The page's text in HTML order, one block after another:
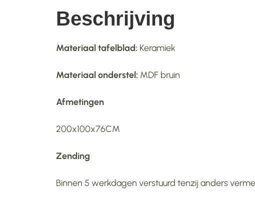
Beschrijving
Materiaal tafelblad: Keramiek
Materiaal onderstel: MDF bruin
Afmetingen
200x100x76CM
Zending
Binnen 5 werkdagen verstuurd tenzij anders